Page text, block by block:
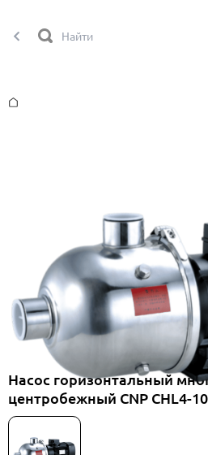
Насос горизонтальный
центробежный CNP CHL4-